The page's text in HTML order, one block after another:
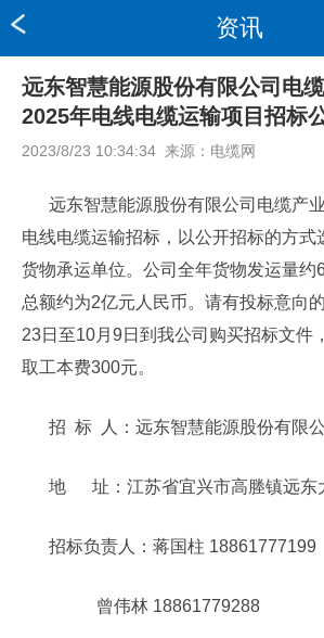
资讯
远东智慧能源股份有限公司电
2025年电线电缆运输项目招标
2023/8/23 10:34:34 来源： 电缆网
远东智慧能源股份有限公司电缆产
电线电缆运输招标，以公开招标的方式
货物承运单位。公司全年货物发运量约
总额约为2亿元人民币。请有投标意向
23日至10月9日到我公司购买招标文件
取工本费300元。
招 标 人：远东智慧能源股份有限
地 址：江苏省宜兴市高塍镇远东
招标负责人：蒋国柱 18861777199
曾伟林 18861779288